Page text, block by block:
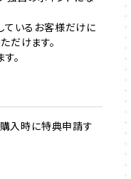
ているお客様だけに
だけます。
。
購入時に特典申請す